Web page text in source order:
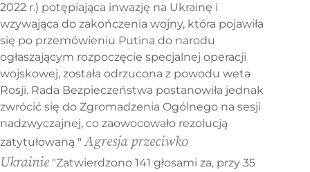
2022 r.) potępiająca inwazję na Ukrainę i
wzywająca do zakończenia wojny, która pojawiła
się po przemówieniu Putina do narodu
ogłaszającym rozpoczęcie specjalnej operacji
wojskowej, została odrzucona z powodu weta
Rosji. Rada Bezpieczeństwa postanowiła jednak
zwrócić się do Zgromadzenia Ogólnego na sesji
nadzwyczajnej, co zaowocowało rezolucją
zatytułowaną "Agresja przeciwko
Ukrainie"Zatwierdzono 141 głosami za, przy 35